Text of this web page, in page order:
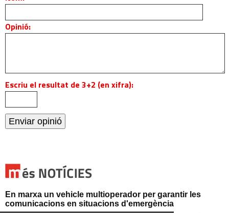
Opinió:
Escriu el resultat de 3+2 (en xifra):
En marxa un vehicle multioperador per garantir les
comunicacions en situacions d'emergència